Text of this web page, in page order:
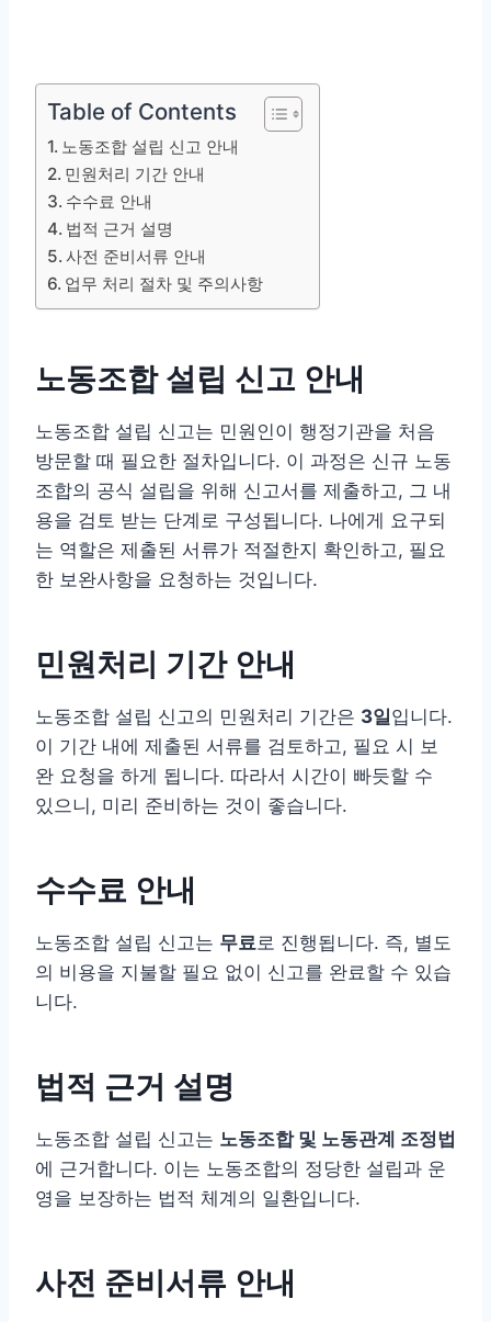
Table of Contents
노동조합 설립 신고 안내
민원처리 기간 안내
수수료 안내
법적 근거 설명
사전 준비서류 안내
업무 처리 절차 및 주의사항
노동조합 설립 신고 안내
노동조합 설립 신고는 민원인이 행정기관을 처음
방문할 때 필요한 절차입니다. 이 과정은 신규 노동
조합의 공식 설립을 위해 신고서를 제출하고, 그 내
용을 검토 받는 단계로 구성됩니다. 나에게 요구되
는 역할은 제출된 서류가 적절한지 확인하고, 필요
한 보완사항을 요청하는 것입니다.
민원처리 기간 안내
노동조합 설립 신고의 민원처리 기간은 3일입니다.
이 기간 내에 제출된 서류를 검토하고, 필요 시 보
완 요청을 하게 됩니다. 따라서 시간이 빠듯할 수
있으니, 미리 준비하는 것이 좋습니다.
수수료 안내
노동조합 설립 신고는 무료 로 진행됩니다. 즉, 별도
의 비용을 지불할 필요 없이 신고를 완료할 수 있습
니다.
법적 근거 설명
노동조합 설립 신고는 노동조합 및 노동관계 조정법
에 근거합니다. 이는 노동조합의 정당한 설립과 운
영을 보장하는 법적 체계의 일환입니다.
사전 준비서류 안내